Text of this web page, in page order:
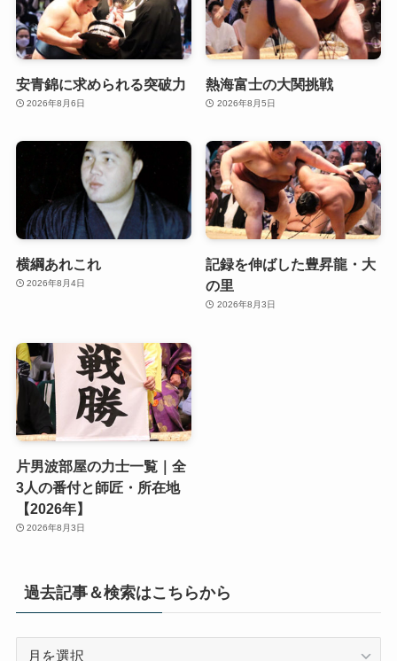
安青錦に求められる突破力
2026年8月6日
熱海富士の大関挑戦
2026年8月5日
横綱あれこれ
2026年8月4日
記録を伸ばした豊昇龍・大
の里
2026年8月3日
片男波部屋の力士一覧｜全
3人の番付と師匠・所在地
【2026年】
2026年8月3日
過去記事＆検索はこちらから